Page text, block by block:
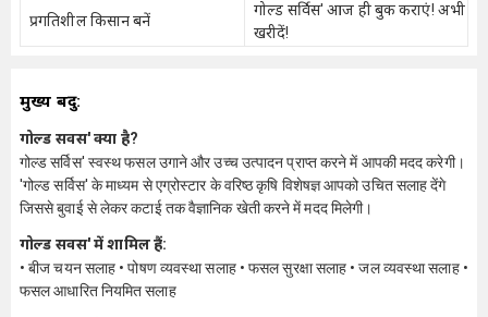
प्रगतिशील किसान बनें
गोल्ड सर्विस' आज ही बुक कराएं! अभी
खरीदें!
मुख्य बिंदु:
गोल्ड सर्विस' क्या है?
गोल्ड सर्विस' स्वस्थ फसल उगाने और उच्च उत्पादन प्राप्त करने में आपकी मदद करेगी।
'गोल्ड सर्विस' के माध्यम से एग्रोस्टार के वरिष्ठ कृषि विशेषज्ञ आपको उचित सलाह देंगे
जिससे बुवाई से लेकर कटाई तक वैज्ञानिक खेती करने में मदद मिलेगी।
गोल्ड सर्विस' में शामिल हैं:
• बीज चयन सलाह • पोषण व्यवस्था सलाह • फसल सुरक्षा सलाह • जल व्यवस्था सलाह •
फसल आधारित नियमित सलाह